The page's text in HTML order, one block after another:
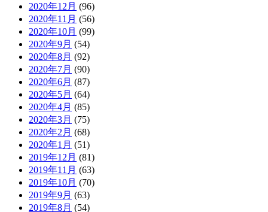
2020年12月 (96)
2020年11月 (56)
2020年10月 (99)
2020年9月 (54)
2020年8月 (92)
2020年7月 (90)
2020年6月 (87)
2020年5月 (64)
2020年4月 (85)
2020年3月 (75)
2020年2月 (68)
2020年1月 (51)
2019年12月 (81)
2019年11月 (63)
2019年10月 (70)
2019年9月 (63)
2019年8月 (54)